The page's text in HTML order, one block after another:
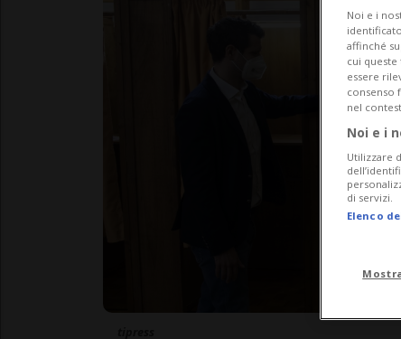
Noi e i
affinché
cui
essere
consenso
nel
Noi e i
Utilizzare
di servizi.
Elenco